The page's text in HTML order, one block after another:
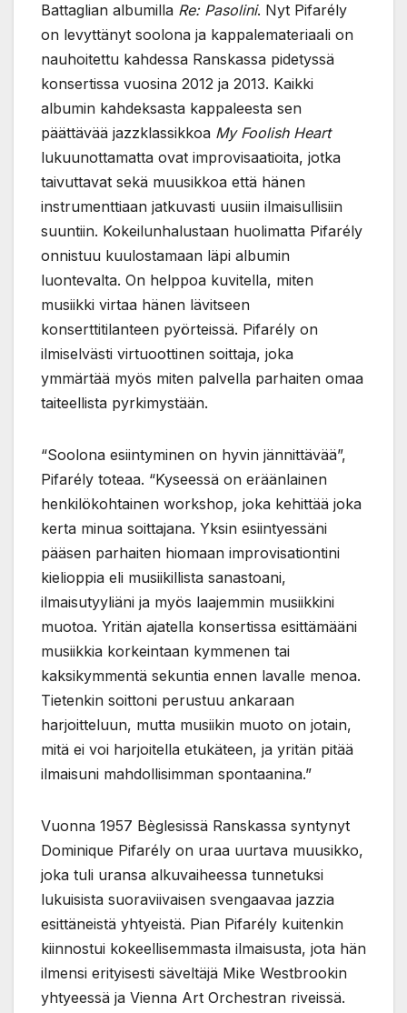
Battaglian albumilla Re: Pasolini. Nyt Pifarély
on levyttänyt soolona ja kappalemateriaali on
nauhoitettu kahdessa Ranskassa pidetyssä
konsertissa vuosina 2012 ja 2013. Kaikki
albumin kahdeksasta kappaleesta sen
päättävää jazzklassikkoa My Foolish Heart
lukuunottamatta ovat improvisaatioita, jotka
taivuttavat sekä muusikkoa että hänen
instrumenttiaan jatkuvasti uusiin ilmaisullisiin
suuntiin. Kokeilunhalustaan huolimatta Pifarély
onnistuu kuulostamaan läpi albumin
luontevalta. On helppoa kuvitella, miten
musiikki virtaa hänen lävitseen
konserttitilanteen pyörteissä. Pifarély on
ilmiselvästi virtuoottinen soittaja, joka
ymmärtää myös miten palvella parhaiten omaa
taiteellista pyrkimystään.
“Soolona esiintyminen on hyvin jännittävää”,
Pifarély toteaa. “Kyseessä on eräänlainen
henkilökohtainen workshop, joka kehittää joka
kerta minua soittajana. Yksin esiintyessäni
pääsen parhaiten hiomaan improvisationtini
kielioppia eli musiikillista sanastoani,
ilmaisutyyliäni ja myös laajemmin musiikkini
muotoa. Yritän ajatella konsertissa esittämääni
musiikkia korkeintaan kymmenen tai
kaksikymmentä sekuntia ennen lavalle menoa.
Tietenkin soittoni perustuu ankaraan
harjoitteluun, mutta musiikin muoto on jotain,
mitä ei voi harjoitella etukäteen, ja yritän pitää
ilmaisuni mahdollisimman spontaanina.”
Vuonna 1957 Bèglesissä Ranskassa syntynyt
Dominique Pifarély on uraa uurtava muusikko,
joka tuli uransa alkuvaiheessa tunnetuksi
lukuisista suoraviivaisen svengaavaa jazzia
esittäneistä yhtyeistä. Pian Pifarély kuitenkin
kiinnostui kokeellisemmasta ilmaisusta, jota hän
ilmensi erityisesti säveltäjä Mike Westbrookin
yhtyeessä ja Vienna Art Orchestran riveissä.